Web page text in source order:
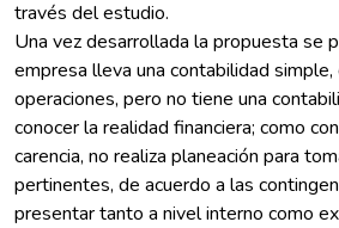
través del estudio.
Una vez desarrollada la propuesta se
empresa lleva una contabilidad
operaciones, pero no tiene una
conocer la realidad financiera; como
carencia, no realiza planeación para
pertinentes, de acuerdo a las
presentar tanto a nivel interno como